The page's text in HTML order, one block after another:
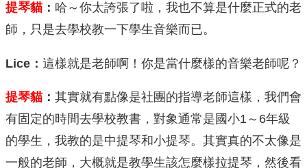
提琴貓 ： 哈～你太誇張了啦，我也不算是什麼正式的老
師，只是去學校教一下學生音樂而已。
Lice ： 這樣就是老師啊！你是當什麼樣的音樂老師呢？
提琴貓 ： 其實就有點像是社團的指導老師這樣，我們會
有固定的時間去學校教書，對象通常是國小1～6年級
的學生，我教的是中提琴和小提琴。其實真的不太像是
一般的老師，大概就是教學生該怎麼樣拉提琴，然後看